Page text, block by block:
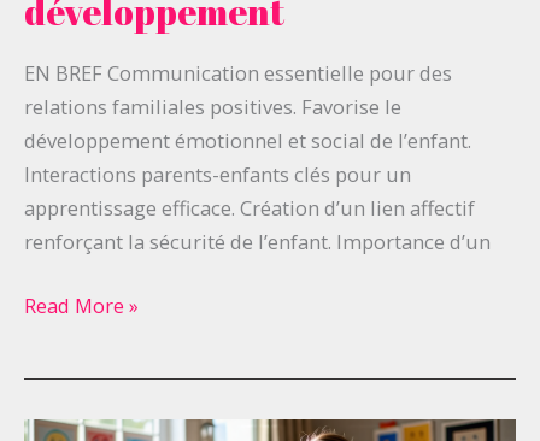
développement
EN BREF Communication essentielle pour des
relations familiales positives. Favorise le
développement émotionnel et social de l’enfant.
Interactions parents-enfants clés pour un
apprentissage efficace. Création d’un lien affectif
renforçant la sécurité de l’enfant. Importance d’un
parent-
dans
le
développement
Read More »